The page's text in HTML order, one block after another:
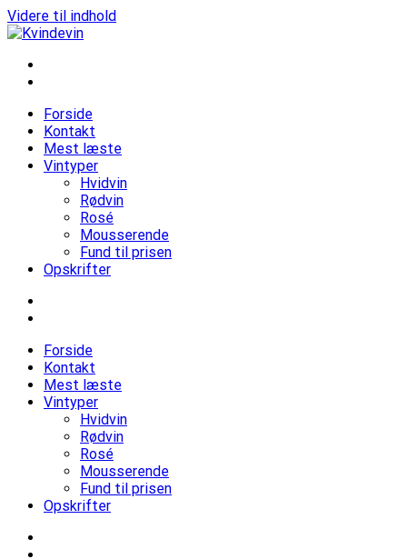
Videre til indhold
Kvindevin
Blog om vin for kvinder (& andre mennesker)
Forside
Kontakt
Mest læste
Vintyper
Hvidvin
Rødvin
Rosé
Mousserende
Fund til prisen
Opskrifter
Forside
Kontakt
Mest læste
Vintyper
Hvidvin
Rødvin
Rosé
Mousserende
Fund til prisen
Opskrifter